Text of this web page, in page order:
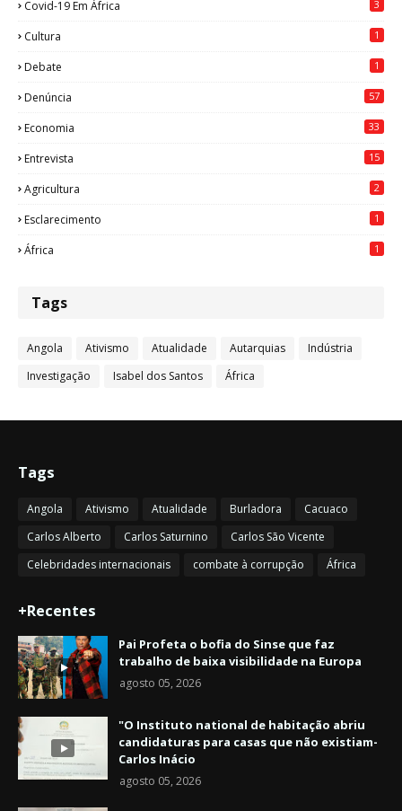
Covid-19 Em África 3
Cultura 1
Debate 1
Denúncia 57
Economia 33
Entrevista 15
Agricultura 2
Esclarecimento 1
África 1
Tags
Angola Ativismo Atualidade Autarquias
Indústria
Investigação
Isabel dos Santos África
Tags
Angola Ativismo Atualidade Burladora
Cacuaco
Carlos Alberto
Carlos Saturnino
Carlos São Vicente
Celebridades internacionais
combate à corrupção África
+Recentes
Pai Profeta o bofia do Sinse que faz
trabalho de baixa visibilidade na Europa
agosto 05, 2026
"O Instituto national de habitação abriu
candidaturas para casas que não existiam-
Carlos Inácio
agosto 05, 2026